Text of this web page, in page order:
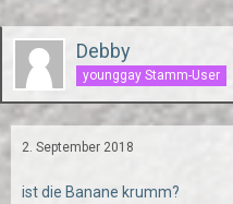
Debby
younggay Stamm-User
2. September 2018
ist die Banane krumm?